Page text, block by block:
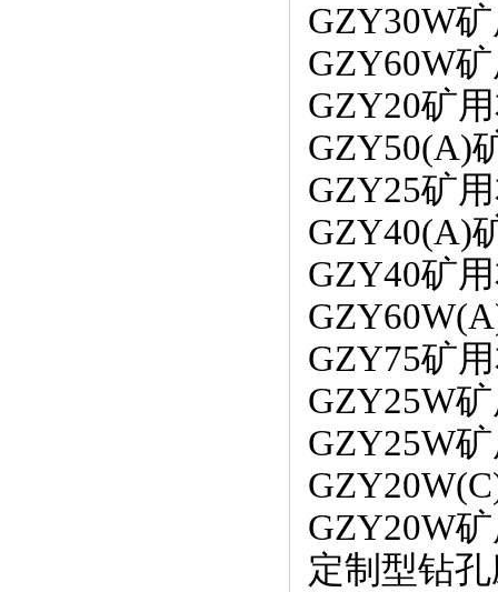
GZY30W
GZY60W
GZY20矿
GZY50(A)
GZY25矿
GZY40(A)
GZY40矿
GZY75矿
GZY25W
GZY25W
GZY20W
定制型钻